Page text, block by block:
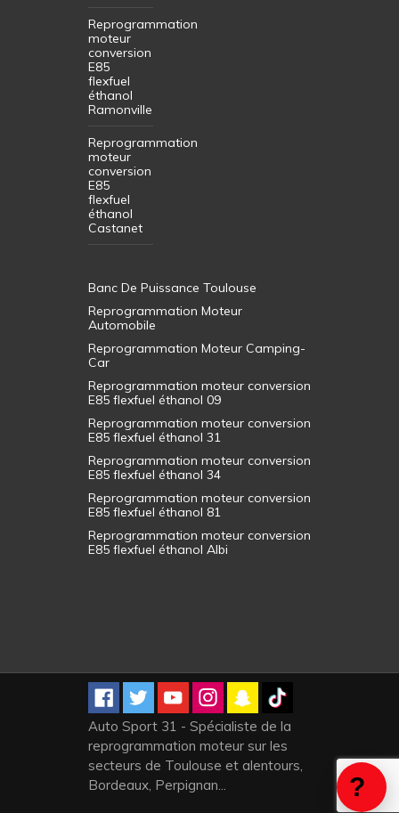
Reprogrammation
moteur
conversion
E85
flexfuel
éthanol
Ramonville
Reprogrammation
moteur
conversion
E85
flexfuel
éthanol
Castanet
Banc De Puissance Toulouse
Reprogrammation Moteur
Automobile
Reprogrammation Moteur Camping-
Car
Reprogrammation moteur conversion
E85 flexfuel éthanol 09
Reprogrammation moteur conversion
E85 flexfuel éthanol 31
Reprogrammation moteur conversion
E85 flexfuel éthanol 34
Reprogrammation moteur conversion
E85 flexfuel éthanol 81
Reprogrammation moteur conversion
E85 flexfuel éthanol Albi
Auto Sport 31 - Spécialiste de la
reprogrammation moteur sur les
secteurs de Toulouse et alentours,
Bordeaux, Perpignan...